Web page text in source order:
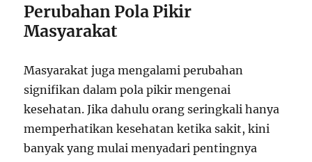
Perubahan Pola Pikir
Masyarakat
Masyarakat juga mengalami perubahan
signifikan dalam pola pikir mengenai
kesehatan. Jika dahulu orang seringkali hanya
memperhatikan kesehatan ketika sakit, kini
banyak yang mulai menyadari pentingnya